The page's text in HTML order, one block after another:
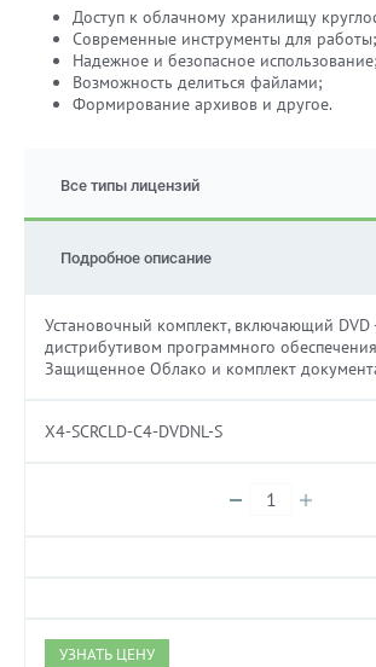
Доступ к облачному хранилищу
Современные инструменты для работы;
Надежное и безопасное использование;
Возможность делиться файлами;
Формирование архивов и другое.
Все типы лицензий
Подробное описание
Установочный комплект, включающий DVD
дистрибутивом программного
Защищенное Облако и комплект
X4-SCRCLD-C4-DVDNL-S
УЗНАТЬ ЦЕНУ